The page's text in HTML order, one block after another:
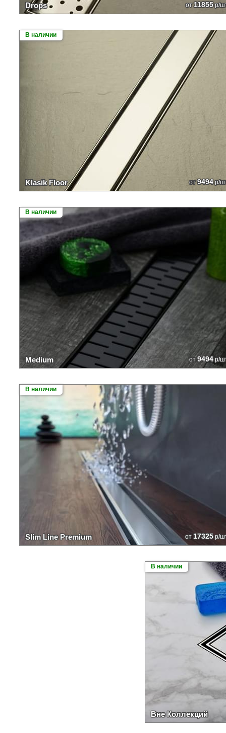
Drops от11855р/
В наличии
Klasik Floor от9494р/
В наличии
Medium от9494 р/
В наличии
Slim Line Premium от 17325 р/
В наличии
Вне Коллекций